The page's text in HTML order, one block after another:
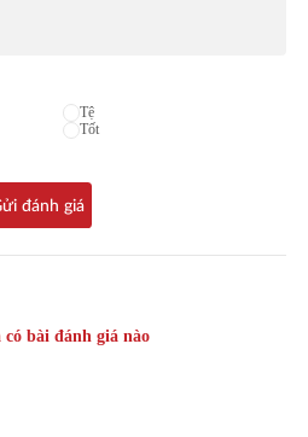
Tệ
Tốt
đánh giá
có bài đánh giá nào